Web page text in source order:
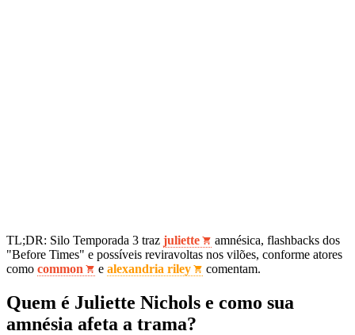
TL;DR: Silo Temporada 3 traz juliette
amnésica, flashbacks dos
"Before Times" e possíveis reviravoltas nos vilões, conforme atores
como common e alexandria riley comentam.
Quem é Juliette Nichols e como sua
amnésia afeta a trama?